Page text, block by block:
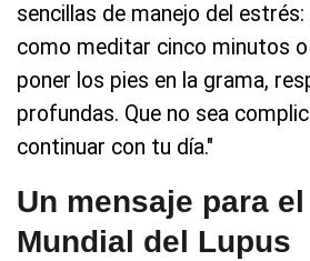
sencillas de manejo del
como meditar cinco minutos
poner los pies en la grama,
profundas. Que no sea
continuar con tu día."
Un mensaje para
Mundial del Lupus